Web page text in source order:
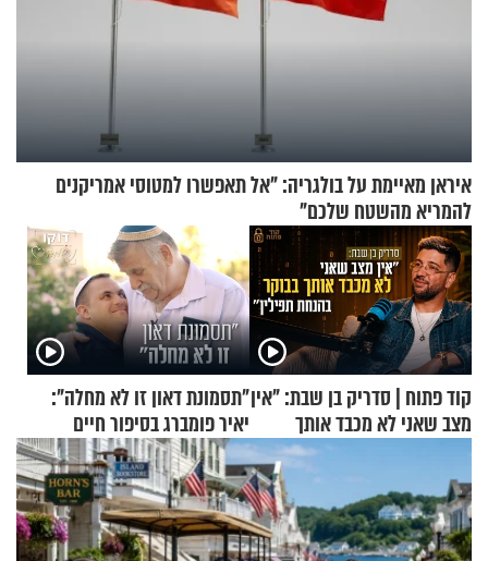
איראן מאיימת על בולגריה: "אל תאפשרו למטוסי אמריקנים
להמריא מהשטח שלכם"
קוד פתוח | סדריק בן שבת: "אין
מצב שאני לא מכבד אותך
בבוקר בהנחת תפילין"
"תסמונת דאון זו לא מחלה":
יאיר פומברג בסיפור חיים
מעורר השראה